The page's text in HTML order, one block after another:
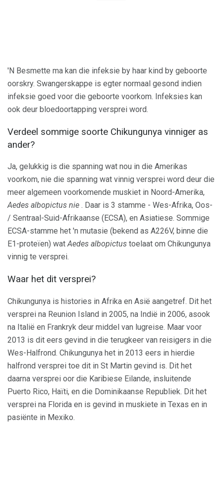
'N Besmette ma kan die infeksie by haar kind by geboorte
oorskry. Swangerskappe is egter normaal gesond indien
infeksie goed voor die geboorte voorkom. Infeksies kan
ook deur bloedoortapping versprei word.
Verdeel sommige soorte Chikungunya vinniger as
ander?
Ja, gelukkig is die spanning wat nou in die Amerikas
voorkom, nie die spanning wat vinnig versprei word deur die
meer algemeen voorkomende muskiet in Noord-Amerika,
Aedes albopictus nie . Daar is 3 stamme - Wes-Afrika, Oos-
/ Sentraal-Suid-Afrikaanse (ECSA), en Asiatiese. Sommige
ECSA-stamme het 'n mutasie (bekend as A226V, binne die
E1-proteïen) watAedes albopictus toelaat om Chikungunya
vinnig te versprei.
Waar het dit versprei?
Chikungunya is histories in Afrika en Asië aangetref. Dit het
versprei na Reunion Island in 2005, na Indië in 2006, asook
na Italië en Frankryk deur middel van lugreise. Maar voor
2013 is dit eers gevind in die terugkeer van reisigers in die
Wes-Halfrond. Chikungunya het in 2013 eers in hierdie
halfrond versprei toe dit in St Martin gevind is. Dit het
daarna versprei oor die Karibiese Eilande, insluitende
Puerto Rico, Haïti, en die Dominikaanse Republiek. Dit het
versprei na Florida en is gevind in muskiete in Texas en in
pasiënte in Mexiko.